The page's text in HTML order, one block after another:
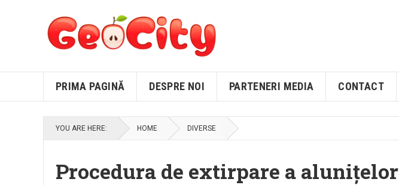
PRIMA PAGINĂ DESPRE NOI PARTENERI MEDIA CONTACT
YOU ARE HERE: HOME DIVERSE
Procedura de extirpare a alunițelor